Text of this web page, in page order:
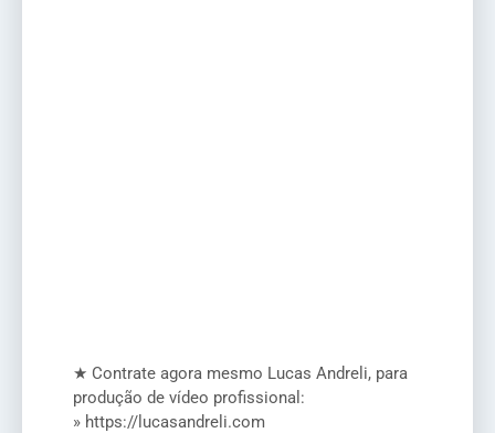
★ Contrate agora mesmo Lucas Andreli, para
produção de vídeo profissional:
» https://lucasandreli.com